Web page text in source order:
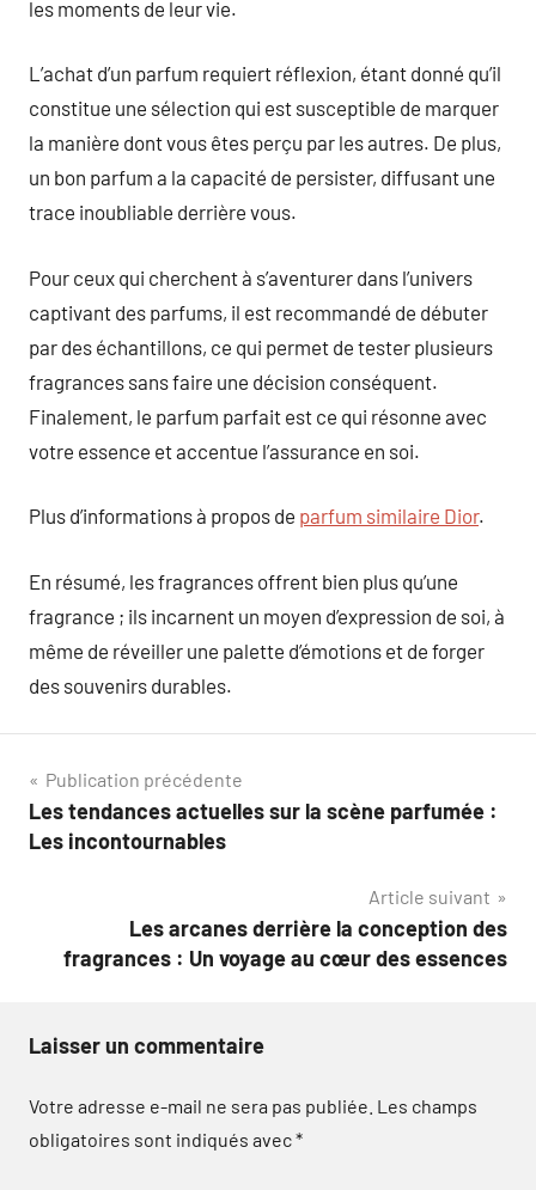
les moments de leur vie.
L’achat d’un parfum requiert réflexion, étant donné qu’il
constitue une sélection qui est susceptible de marquer
la manière dont vous êtes perçu par les autres. De plus,
un bon parfum a la capacité de persister, diffusant une
trace inoubliable derrière vous.
Pour ceux qui cherchent à s’aventurer dans l’univers
captivant des parfums, il est recommandé de débuter
par des échantillons, ce qui permet de tester plusieurs
fragrances sans faire une décision conséquent.
Finalement, le parfum parfait est ce qui résonne avec
votre essence et accentue l’assurance en soi.
Plus d’informations à propos de parfum similaire Dior.
En résumé, les fragrances offrent bien plus qu’une
fragrance ; ils incarnent un moyen d’expression de soi, à
même de réveiller une palette d’émotions et de forger
des souvenirs durables.
Navigation
de
Publication précédente
Les tendances actuelles sur la scène parfumée :
Les incontournables
Article suivant
Les arcanes derrière la conception des
fragrances : Un voyage au cœur des essences
Laisser un commentaire
Votre adresse e-mail ne sera pas publiée. Les champs
obligatoires sont indiqués avec*